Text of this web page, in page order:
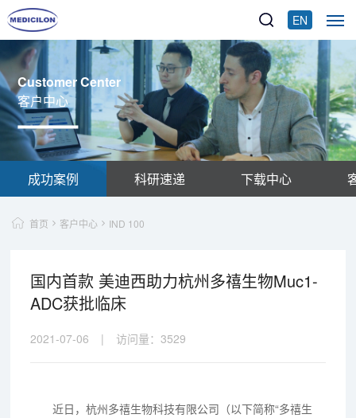
EN
Customer Center
客户中心
成功案例 科研速递 下载中心
首页 客户中心 IND 100
国内首款 美迪西助力杭州多禧生物Muc1-
ADC获批临床
2021-07-06 | 访问量：3529
近日，杭州多禧生物科技有限公司（以下简称“多禧生